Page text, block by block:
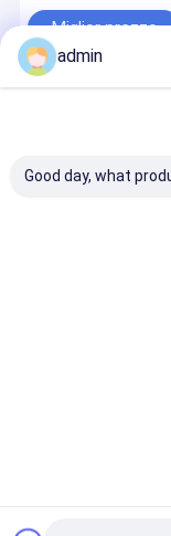
Miglior prezzo
Zhenan
admin
Good day, what